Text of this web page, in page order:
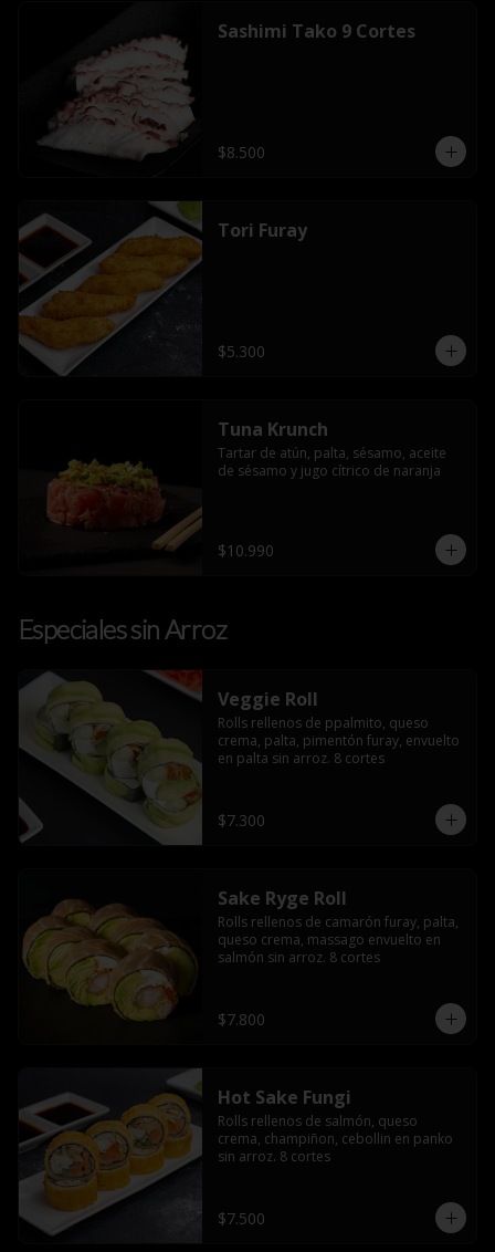
Sashimi Tako 9 Cortes
$8.500
Tori Furay
$5.300
Tuna Krunch
Tartar de atún, palta, sésamo, aceite
de sésamo y jugo cítrico de naranja
$10.990
Especiales sin Arroz
Veggie Roll
Rolls rellenos de ppalmito, queso
crema, palta, pimentón furay, envuelto
en palta sin arroz. 8 cortes
$7.300
Sake Ryge Roll
Rolls rellenos de camarón furay, palta,
queso crema, massago envuelto en
salmón sin arroz. 8 cortes
$7.800
Hot Sake Fungi
Rolls rellenos de salmón, queso
crema, champiñon, cebollin en panko
sin arroz. 8 cortes
$7.500